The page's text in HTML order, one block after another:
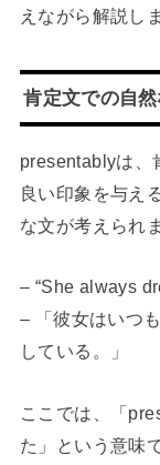
えながら解説し
肯定文での自
presentablyは、
良い印象を与え
な文が考えられ
– “She always
– 「彼女はいつ
している。」
ここでは、「
た」という意味